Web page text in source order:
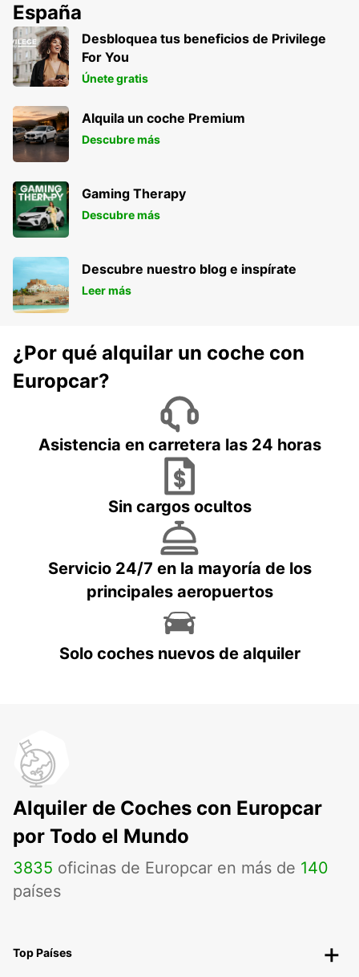
España
Desbloquea tus beneficios de Privilege
For You
Únete gratis
Alquila un coche Premium
Descubre más
Gaming Therapy
Descubre más
Descubre nuestro blog e inspírate
Leer más
¿Por qué alquilar un coche con
Europcar?
Asistencia en carretera las 24 horas
Sin cargos ocultos
Servicio 24/7 en la mayoría de los
principales aeropuertos
Solo coches nuevos de alquiler
Alquiler de Coches con Europcar
por Todo el Mundo
3835 oficinas de Europcar en más de 140
países
Top Países